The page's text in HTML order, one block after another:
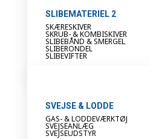
SLIBEMATERIEL 2
SKÆRESKIVER
SKRUB- & KOMBISKIVER
SLIBEBÅND & SMERGEL
SLIBERONDEL
SLIBEVIFTER
SVEJSE & LODDE
GAS- & LODDEVÆRKTØJ
SVEJSEANLÆG
SVEJSEUDSTYR